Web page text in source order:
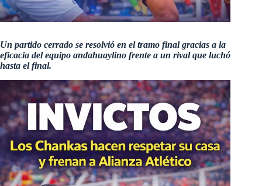
Un partido cerrado se resolvió en el tramo final gracias a la
eficacia del equipo andahuaylino frente a un rival que luchó
hasta el final.